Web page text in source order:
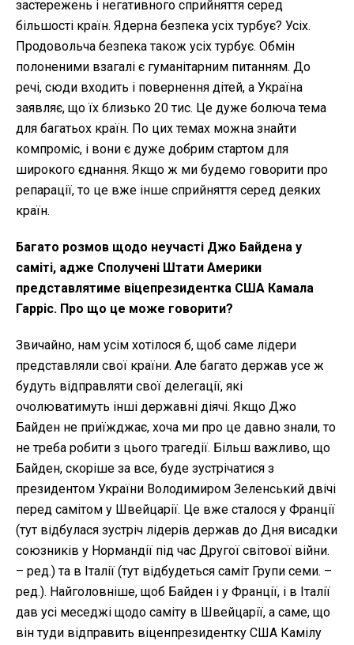
застережень і негативного сприйняття серед
більшості країн. Ядерна безпека усіх турбує? Усіх.
Продовольча безпека також усіх турбує. Обмін
полоненими взагалі є гуманітарним питанням. До
речі, сюди входить і повернення дітей, а Україна
заявляє, що їх близько 20 тис. Це дуже болюча тема
для багатьох країн. По цих темах можна знайти
компроміс, і вони є дуже добрим стартом для
широкого єднання. Якщо ж ми будемо говорити про
репарації, то це вже інше сприйняття серед деяких
країн.
Багато розмов щодо неучасті Джо Байдена у
саміті, адже Сполучені Штати Америки
представлятиме віцепрезидентка США Камала
Гарріс. Про що це може говорити?
Звичайно, нам усім хотілося б, щоб саме лідери
представляли свої країни. Але багато держав усе ж
будуть відправляти свої делегації, які
очолюватимуть інші державні діячі. Якщо Джо
Байден не приїжджає, хоча ми про це давно знали, то
не треба робити з цього трагедії. Більш важливо, що
Байден, скоріше за все, буде зустрічатися з
президентом України Володимиром Зеленський двічі
перед самітом у Швейцарії. Це вже сталося у Франції
(тут відбулася зустріч лідерів держав до Дня висадки
союзників у Нормандії під час Другої світової війни.
– ред.) та в Італії (тут відбудеться саміт Групи семи. –
ред.). Найголовніше, щоб Байден і у Франції, і в Італії
дав усі меседжі щодо саміту в Швейцарії, а саме, що
він туди відправить віценпрезидентку США Камілу